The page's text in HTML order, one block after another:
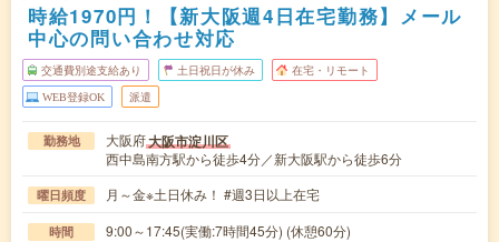
時給1970円！【新大阪週4日在宅勤務】メール
中心の問い合わせ対応
交通費別途支給あり 土日祝日が休み 在宅・リモート
WEB登録OK 派遣
勤務地 大阪府大阪市淀川区
西中島南方駅から徒歩4分／新大阪駅から徒歩6分
曜日頻度 月～金※土日休み！ #週3日以上在宅
時間 9:00～17:45(実働:7時間45分) (休憩60分)